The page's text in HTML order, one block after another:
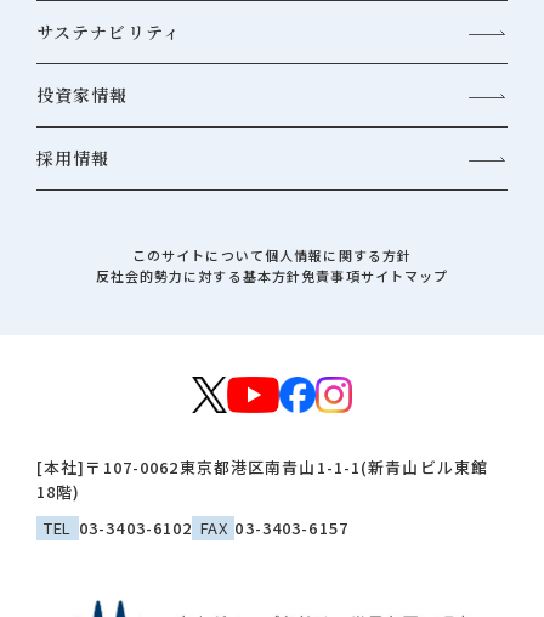
[本社] 〒107-0062東京都港区南青山1-1-1(新青山ビル東館
18階)
TEL
03-3403-6102 FAX 03-3403-6157
サステナビリティ
投資家情報
採用情報
このサイトについて個人情報に関する方針
反社会的勢力に対する基本方針免責事項サイトマップ